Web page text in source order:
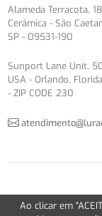
Alameda Terracota,
Cerâmica - São
SP - 09531-190
Sunport Lane Unit,
USA - Orlando, Florida
- ZIP CODE 230
©
Ao clicar em